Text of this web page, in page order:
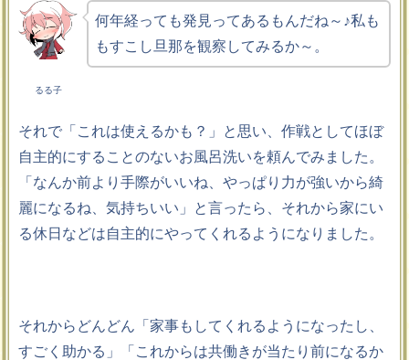
るる子
何年経っても発見ってあるもんだね～♪私も
もすこし旦那を観察してみるか～。
それで「これは使えるかも？」と思い、作戦としてほぼ
自主的にすることのないお風呂洗いを頼んでみました。
「なんか前より手際がいいね、やっぱり力が強いから綺
麗になるね、気持ちいい」と言ったら、それから家にい
る休日などは自主的にやってくれるようになりました。
それからどんどん「家事もしてくれるようになったし、
すごく助かる」「これからは共働きが当たり前になるか